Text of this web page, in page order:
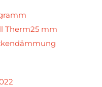
Therm25 mm